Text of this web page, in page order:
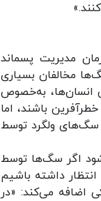
اما سازمان مدیریت پسماند
مخالفان بسیاری
انسان‌ها، به‌خصوص
باشند، اما
سگ‌های ولگرد توسط
اگر سگ‌ها توسط
داشته باشیم
اضافه می‌کند: «در